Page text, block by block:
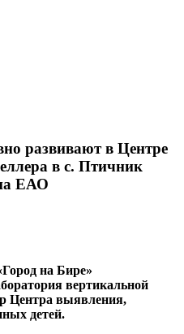
развивают в Центре
в с. Птичник
ЕАО
на Бире»
вертикальной
Центра выявления,
детей.